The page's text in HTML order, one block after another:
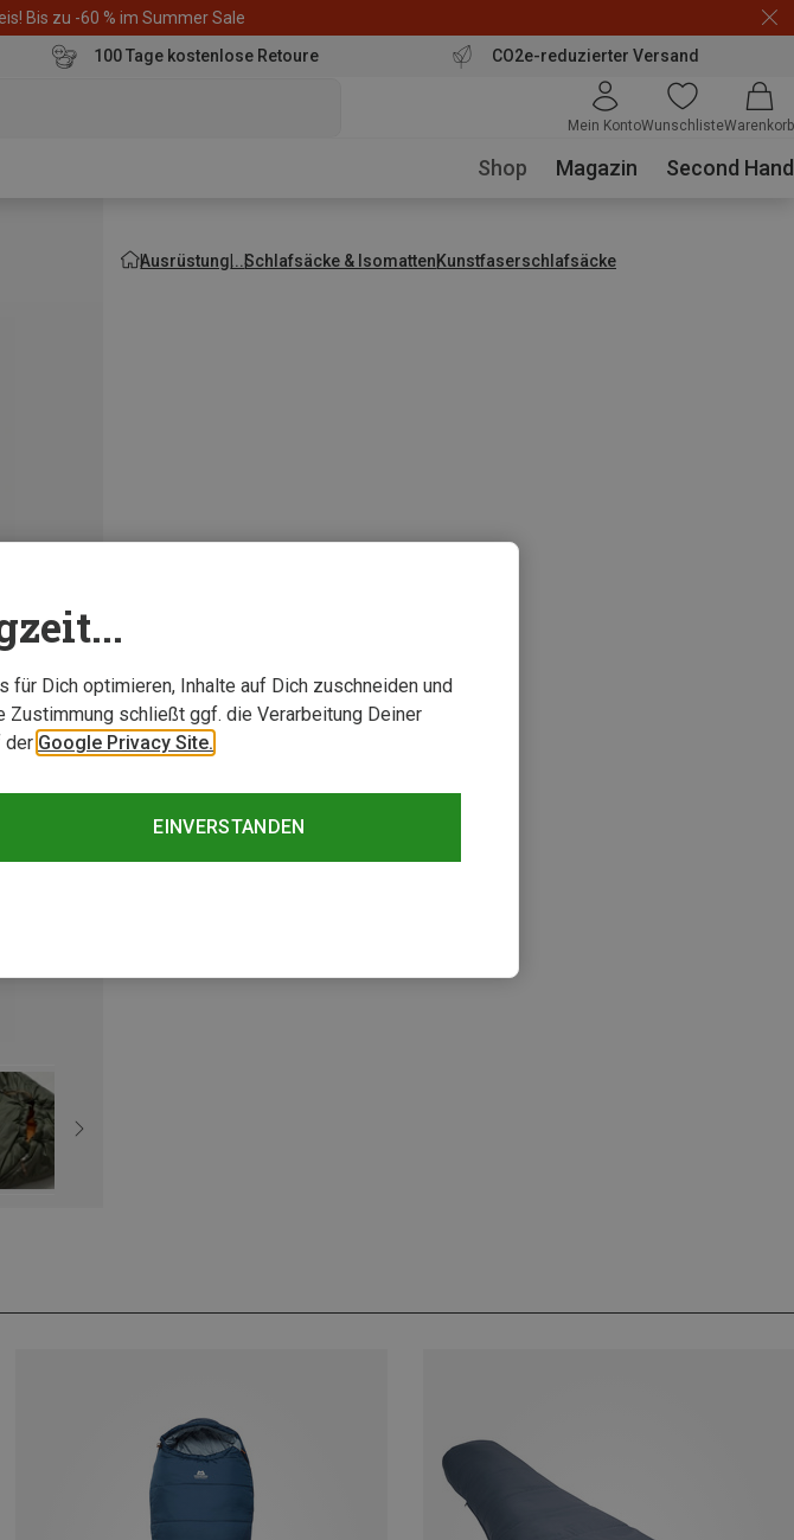
Bis zu -60 % im Summer Sale
100 Tage kostenlose Retoure CO2e-reduzierter Versand
Mein KontoWunschlisteWarenkorb
Shop Magazin Second Hand
Ausrüstung Schlafsäcke & IsomattenKunstfaserschlafsäcke
Dich optimieren, Inhalte auf Dich zuschneiden und
schließt ggf. die Verarbeitung Deiner
der Google Privacy Site.
EINVERSTANDEN